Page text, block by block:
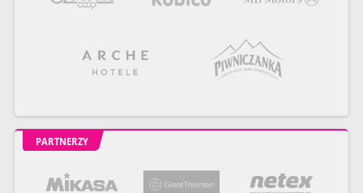
PARTNERZY